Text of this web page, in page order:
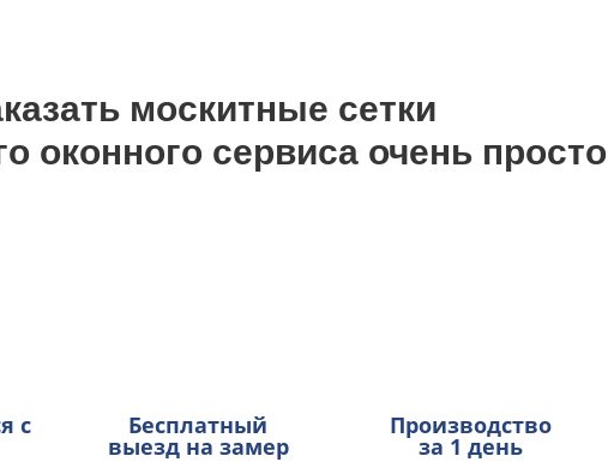
москитные сетки
оконного сервиса очень просто
с Бесплатный
выезд на замер
Производство
за 1 день